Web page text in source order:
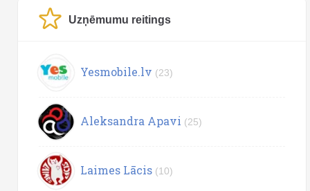
Uzņēmumu reitings
Yesmobile.lv (23)
Aleksandra Apavi (25)
Laimes Lācis (10)